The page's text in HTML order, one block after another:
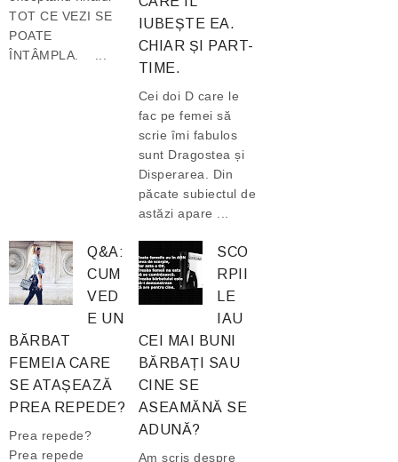
TOT CE VEZI SE
POATE
ÎNTÂMPLA. ...
IUBEȘTE EA.
CHIAR ȘI PART-
TIME.
Cei doi D care le
fac pe femei să
scrie îmi fabulos
sunt Dragostea și
Disperarea. Din
păcate subiectul de
astăzi apare ...
Q&A:
CUM
VED
E UN
BĂRBAT
FEMEIA CARE
SE ATAȘEAZĂ
PREA REPEDE?
Prea repede?
Prea repede
SCO
RPII
LE
IAU
CEI MAI BUNI
BĂRBAȚI SAU
CINE SE
ASEAMĂNĂ SE
ADUNĂ?
Am scris despre